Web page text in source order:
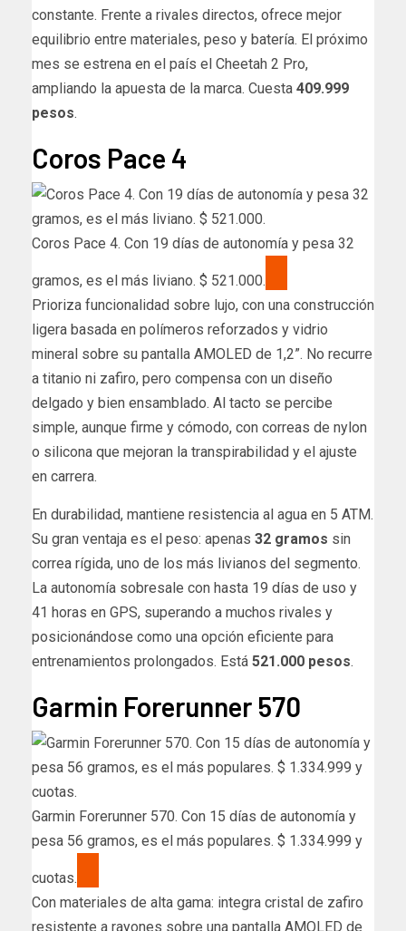
constante. Frente a rivales directos, ofrece mejor
equilibrio entre materiales, peso y batería. El próximo
mes se estrena en el país el Cheetah 2 Pro,
ampliando la apuesta de la marca. Cuesta 409.999
pesos.
Coros Pace 4
Coros Pace 4. Con 19 días de autonomía y pesa 32
gramos, es el más liviano. $ 521.000.
Prioriza funcionalidad sobre lujo, con una construcción
ligera basada en polímeros reforzados y vidrio
mineral sobre su pantalla AMOLED de 1,2”. No recurre
a titanio ni zafiro, pero compensa con un diseño
delgado y bien ensamblado. Al tacto se percibe
simple, aunque firme y cómodo, con correas de nylon
o silicona que mejoran la transpirabilidad y el ajuste
en carrera.
En durabilidad, mantiene resistencia al agua en 5 ATM.
Su gran ventaja es el peso: apenas 32 gramos sin
correa rígida, uno de los más livianos del segmento.
La autonomía sobresale con hasta 19 días de uso y
41 horas en GPS, superando a muchos rivales y
posicionándose como una opción eficiente para
entrenamientos prolongados. Está 521.000 pesos.
Garmin Forerunner 570
Garmin Forerunner 570. Con 15 días de autonomía y
pesa 56 gramos, es el más populares. $ 1.334.999 y
cuotas.
Con materiales de alta gama: integra cristal de zafiro
resistente a rayones sobre una pantalla AMOLED de